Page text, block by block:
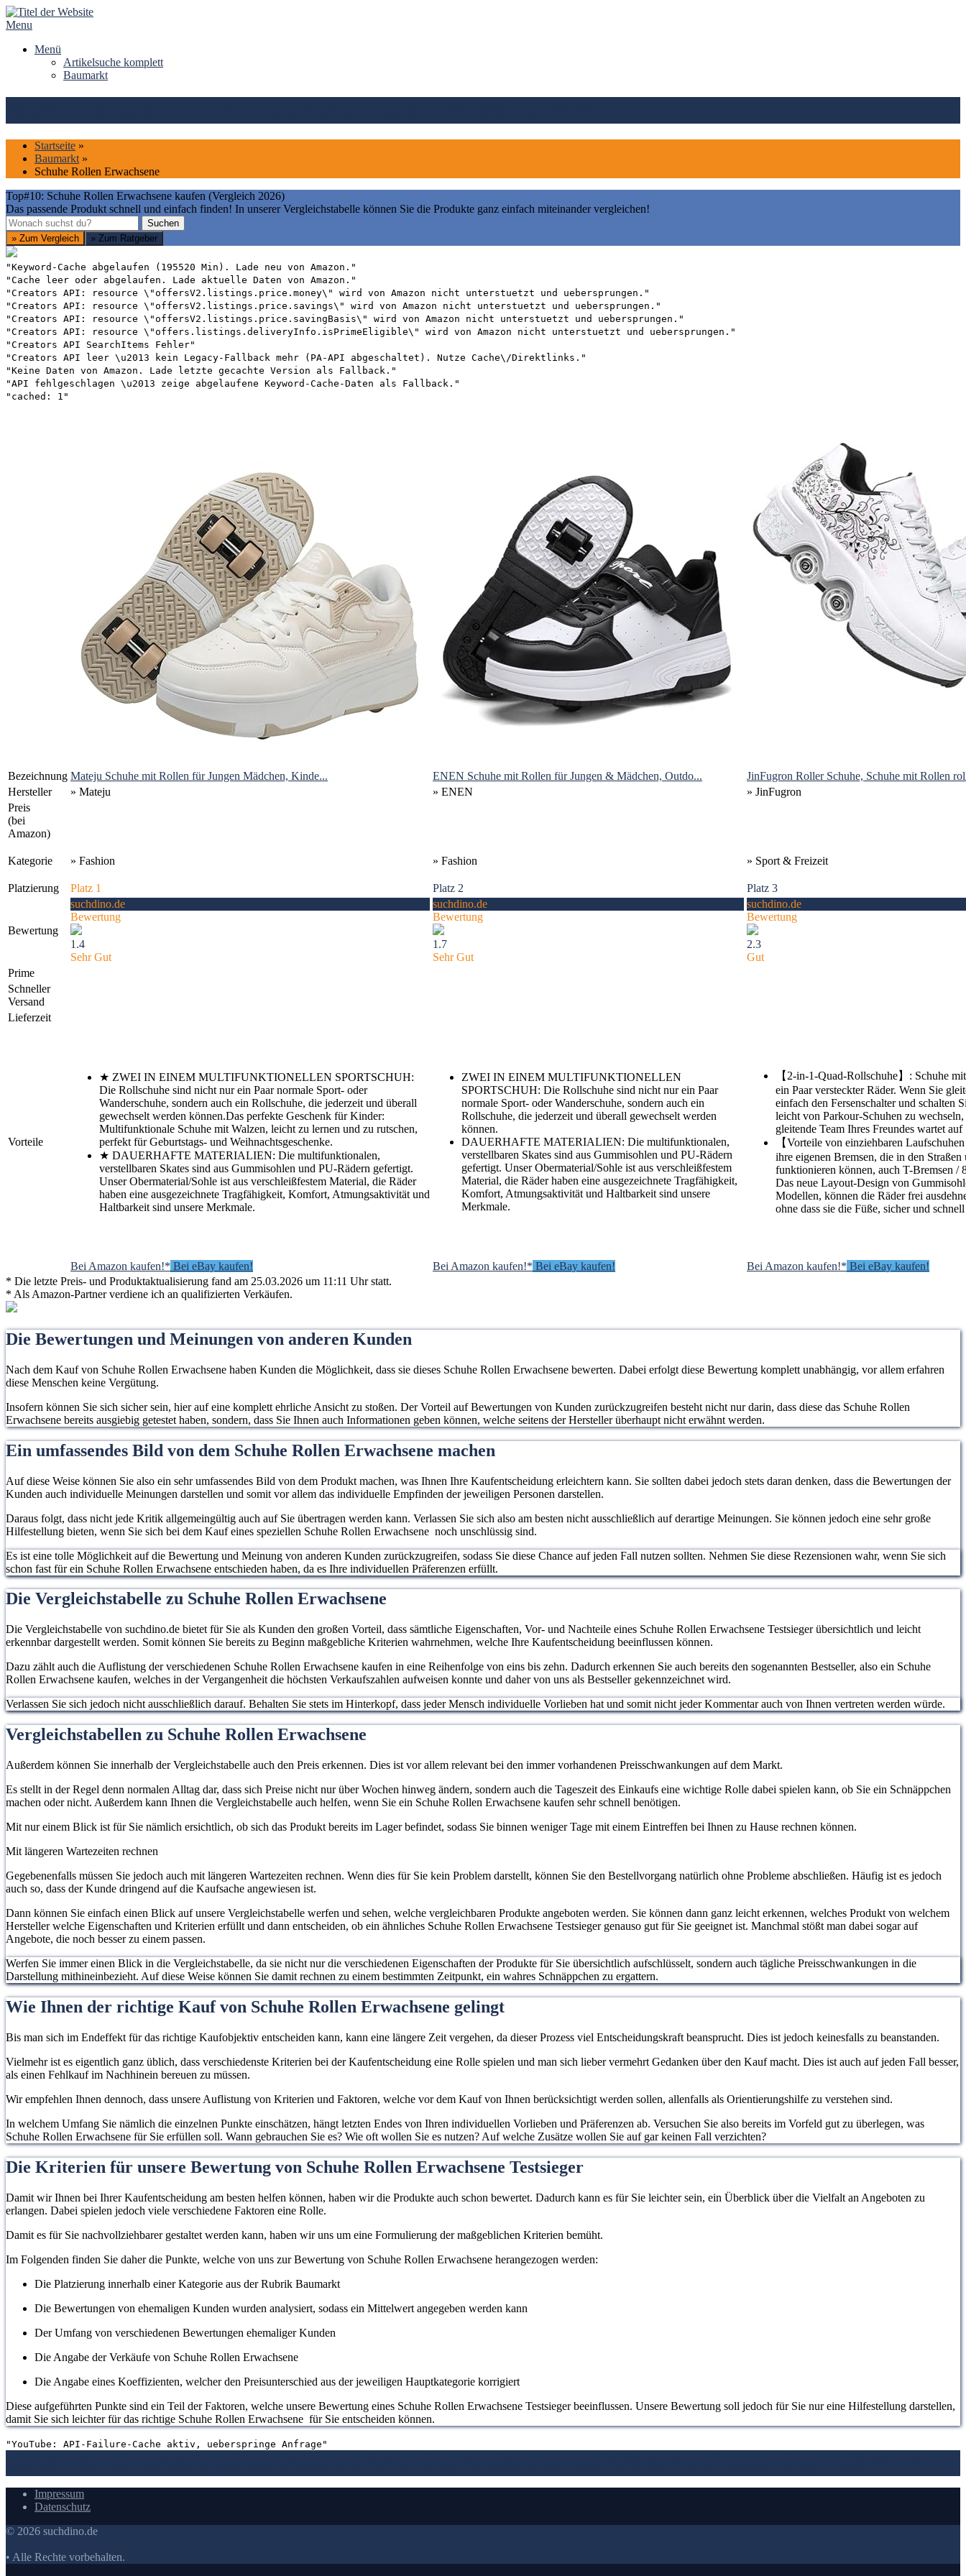
Skip
to
Menu
Menü
Artikelsuche komplett
Baumarkt
Startseite »
Baumarkt »
Schuhe Rollen Erwachsene
Top#10: Schuhe Rollen Erwachsene kaufen (Vergleich 2026)
Das passende Produkt schnell und einfach finden! In unserer Vergleichstabelle können Sie die Produkte ganz einfach miteinander vergleichen!
Suchen
Suchen
» Zum Vergleich
» Zum Ratgeber
"Keyword-Cache abgelaufen (195520 Min). Lade neu von Amazon."
"Cache leer oder abgelaufen. Lade aktuelle Daten von Amazon."
"Creators API: resource \"offersV2.listings.price.money\" wird von Amazon nicht unterstuetzt und uebersprungen."
"Creators API: resource \"offersV2.listings.price.savings\" wird von Amazon nicht unterstuetzt und uebersprungen."
"Creators API: resource \"offersV2.listings.price.savingBasis\" wird von Amazon nicht unterstuetzt und uebersprungen."
"Creators API: resource \"offers.listings.deliveryInfo.isPrimeEligible\" wird von Amazon nicht unterstuetzt und uebersprungen."
"Creators API SearchItems Fehler"
"Creators API leer \u2013 kein Legacy-Fallback mehr (PA-API abgeschaltet). Nutze Cache\/Direktlinks."
"Keine Daten von Amazon. Lade letzte gecachte Version als Fallback."
"API fehlgeschlagen \u2013 zeige abgelaufene Keyword-Cache-Daten als Fallback."
"cached: 1"
Bezeichnung Mateju Schuhe mit Rollen für Jungen Mädchen, Kinde... ENEN Schuhe mit Rollen für Jungen & Mädchen, Outdo...
JinFugron Roller Schuhe, Schuhe mit Rollen
Hersteller
» Mateju » ENEN
» JinFugron
Preis
(bei
Amazon)
Kategorie » Fashion » Fashion » Sport & Freizeit
Platzierung Platz 1 Platz 2 Platz 3
Bewertung
suchdino.de
Bewertung
1.4
Sehr Gut
suchdino.de
Bewertung
1.7
Sehr Gut
suchdino.de
Bewertung
2.3
Gut
Prime
Schneller
Versand
Lieferzeit
Vorteile
★ ZWEI IN EINEM MULTIFUNKTIONELLEN SPORTSCHUH:
Die Rollschuhe sind nicht nur ein Paar normale Sport- oder
Wanderschuhe, sondern auch ein Rollschuhe, die jederzeit und überall
gewechselt werden können.Das perfekte Geschenk für Kinder:
Multifunktionale Schuhe mit Walzen, leicht zu lernen und zu rutschen,
perfekt für Geburtstags- und Weihnachtsgeschenke.
★ DAUERHAFTE MATERIALIEN: Die multifunktionalen,
verstellbaren Skates sind aus Gummisohlen und PU-Rädern gefertigt.
Unser Obermaterial/Sohle ist aus verschleißfestem Material, die Räder
haben eine ausgezeichnete Tragfähigkeit, Komfort, Atmungsaktivität und
Haltbarkeit sind unsere Merkmale.
ZWEI IN EINEM MULTIFUNKTIONELLEN
SPORTSCHUH: Die Rollschuhe sind nicht nur ein Paar
normale Sport- oder Wanderschuhe, sondern auch ein
Rollschuhe, die jederzeit und überall gewechselt werden
können.
DAUERHAFTE MATERIALIEN: Die multifunktionalen,
verstellbaren Skates sind aus Gummisohlen und PU-Rädern
gefertigt. Unser Obermaterial/Sohle ist aus verschleißfestem
Material, die Räder haben eine ausgezeichnete Tragfähigkeit,
Komfort, Atmungsaktivität und Haltbarkeit sind unsere
Merkmale.
【2-in-1-Quad-Rollschuhe】: Schuhe
ein Paar versteckter Räder. Wenn Sie
einfach den Fersenschalter und schalten
leicht von Parkour-Schuhen zu
gleitende Team Ihres Freundes wartet auf
【Vorteile von einziehbaren
ihre eigenen Bremsen, die in den
funktionieren können, auch T-Bremsen /
Das neue Layout-Design von
Modellen, können die Räder frei
ohne dass sie die Füße, sicher und schnell
Bei Amazon kaufen!* Bei eBay kaufen! Bei Amazon kaufen!* Bei eBay kaufen! Bei Amazon kaufen!* Bei eBay kaufen!
* Die letzte Preis- und Produktaktualisierung fand am 25.03.2026 um 11:11 Uhr statt.
* Als Amazon-Partner verdiene ich an qualifizierten Verkäufen.
Die Bewertungen und Meinungen von anderen Kunden
Nach dem Kauf von Schuhe Rollen Erwachsene haben Kunden die Möglichkeit, dass sie dieses Schuhe Rollen Erwachsene bewerten. Dabei erfolgt diese Bewertung komplett unabhängig, vor allem erfahren
diese Menschen keine Vergütung.
Insofern können Sie sich sicher sein, hier auf eine komplett ehrliche Ansicht zu stoßen. Der Vorteil auf Bewertungen von Kunden zurückzugreifen besteht nicht nur darin, dass diese das Schuhe Rollen
Erwachsene bereits ausgiebig getestet haben, sondern, dass Sie Ihnen auch Informationen geben können, welche seitens der Hersteller überhaupt nicht erwähnt werden.
Ein umfassendes Bild von dem Schuhe Rollen Erwachsene machen
Auf diese Weise können Sie also ein sehr umfassendes Bild von dem Produkt machen, was Ihnen Ihre Kaufentscheidung erleichtern kann. Sie sollten dabei jedoch stets daran denken, dass die Bewertungen der
Kunden auch individuelle Meinungen darstellen und somit vor allem das individuelle Empfinden der jeweiligen Personen darstellen.
Daraus folgt, dass nicht jede Kritik allgemeingültig auch auf Sie übertragen werden kann. Verlassen Sie sich also am besten nicht ausschließlich auf derartige Meinungen. Sie können jedoch eine sehr große
Hilfestellung bieten, wenn Sie sich bei dem Kauf eines speziellen Schuhe Rollen Erwachsene noch unschlüssig sind.
Es ist eine tolle Möglichkeit auf die Bewertung und Meinung von anderen Kunden zurückzugreifen, sodass Sie diese Chance auf jeden Fall nutzen sollten. Nehmen Sie diese Rezensionen wahr, wenn Sie sich
schon fast für ein Schuhe Rollen Erwachsene entschieden haben, da es Ihre individuellen Präferenzen erfüllt.
Die Vergleichstabelle zu Schuhe Rollen Erwachsene
Die Vergleichstabelle von suchdino.de bietet für Sie als Kunden den großen Vorteil, dass sämtliche Eigenschaften, Vor- und Nachteile eines Schuhe Rollen Erwachsene Testsieger übersichtlich und leicht
erkennbar dargestellt werden. Somit können Sie bereits zu Beginn maßgebliche Kriterien wahrnehmen, welche Ihre Kaufentscheidung beeinflussen können.
Dazu zählt auch die Auflistung der verschiedenen Schuhe Rollen Erwachsene kaufen in eine Reihenfolge von eins bis zehn. Dadurch erkennen Sie auch bereits den sogenannten Bestseller, also ein Schuhe
Rollen Erwachsene kaufen, welches in der Vergangenheit die höchsten Verkaufszahlen aufweisen konnte und daher von uns als Bestseller gekennzeichnet wird.
Verlassen Sie sich jedoch nicht ausschließlich darauf. Behalten Sie stets im Hinterkopf, dass jeder Mensch individuelle Vorlieben hat und somit nicht jeder Kommentar auch von Ihnen vertreten werden würde.
Vergleichstabellen zu Schuhe Rollen Erwachsene
Außerdem können Sie innerhalb der Vergleichstabelle auch den Preis erkennen. Dies ist vor allem relevant bei den immer vorhandenen Preisschwankungen auf dem Markt.
Es stellt in der Regel denn normalen Alltag dar, dass sich Preise nicht nur über Wochen hinweg ändern, sondern auch die Tageszeit des Einkaufs eine wichtige Rolle dabei spielen kann, ob Sie ein Schnäppchen
machen oder nicht. Außerdem kann Ihnen die Vergleichstabelle auch helfen, wenn Sie ein Schuhe Rollen Erwachsene kaufen sehr schnell benötigen.
Mit nur einem Blick ist für Sie nämlich ersichtlich, ob sich das Produkt bereits im Lager befindet, sodass Sie binnen weniger Tage mit einem Eintreffen bei Ihnen zu Hause rechnen können.
Mit längeren Wartezeiten rechnen
Gegebenenfalls müssen Sie jedoch auch mit längeren Wartezeiten rechnen. Wenn dies für Sie kein Problem darstellt, können Sie den Bestellvorgang natürlich ohne Probleme abschließen. Häufig ist es jedoch
auch so, dass der Kunde dringend auf die Kaufsache angewiesen ist.
Dann können Sie einfach einen Blick auf unsere Vergleichstabelle werfen und sehen, welche vergleichbaren Produkte angeboten werden. Sie können dann ganz leicht erkennen, welches Produkt von welchem
Hersteller welche Eigenschaften und Kriterien erfüllt und dann entscheiden, ob ein ähnliches Schuhe Rollen Erwachsene Testsieger genauso gut für Sie geeignet ist. Manchmal stößt man dabei sogar auf
Angebote, die noch besser zu einem passen.
Werfen Sie immer einen Blick in die Vergleichstabelle, da sie nicht nur die verschiedenen Eigenschaften der Produkte für Sie übersichtlich aufschlüsselt, sondern auch tägliche Preisschwankungen in die
Darstellung mithineinbezieht. Auf diese Weise können Sie damit rechnen zu einem bestimmten Zeitpunkt, ein wahres Schnäppchen zu ergattern.
Wie Ihnen der richtige Kauf von Schuhe Rollen Erwachsene gelingt
Bis man sich im Endeffekt für das richtige Kaufobjektiv entscheiden kann, kann eine längere Zeit vergehen, da dieser Prozess viel Entscheidungskraft beansprucht. Dies ist jedoch keinesfalls zu beanstanden.
Vielmehr ist es eigentlich ganz üblich, dass verschiedenste Kriterien bei der Kaufentscheidung eine Rolle spielen und man sich lieber vermehrt Gedanken über den Kauf macht. Dies ist auch auf jeden Fall besser,
als einen Fehlkauf im Nachhinein bereuen zu müssen.
Wir empfehlen Ihnen dennoch, dass unsere Auflistung von Kriterien und Faktoren, welche vor dem Kauf von Ihnen berücksichtigt werden sollen, allenfalls als Orientierungshilfe zu verstehen sind.
In welchem Umfang Sie nämlich die einzelnen Punkte einschätzen, hängt letzten Endes von Ihren individuellen Vorlieben und Präferenzen ab. Versuchen Sie also bereits im Vorfeld gut zu überlegen, was
Schuhe Rollen Erwachsene für Sie erfüllen soll. Wann gebrauchen Sie es? Wie oft wollen Sie es nutzen? Auf welche Zusätze wollen Sie auf gar keinen Fall verzichten?
Die Kriterien für unsere Bewertung von Schuhe Rollen Erwachsene Testsieger
Damit wir Ihnen bei Ihrer Kaufentscheidung am besten helfen können, haben wir die Produkte auch schon bewertet. Dadurch kann es für Sie leichter sein, ein Überblick über die Vielfalt an Angeboten zu
erlangen. Dabei spielen jedoch viele verschiedene Faktoren eine Rolle.
Damit es für Sie nachvollziehbarer gestaltet werden kann, haben wir uns um eine Formulierung der maßgeblichen Kriterien bemüht.
Im Folgenden finden Sie daher die Punkte, welche von uns zur Bewertung von Schuhe Rollen Erwachsene herangezogen werden:
Die Platzierung innerhalb einer Kategorie aus der Rubrik Baumarkt
Die Bewertungen von ehemaligen Kunden wurden analysiert, sodass ein Mittelwert angegeben werden kann
Der Umfang von verschiedenen Bewertungen ehemaliger Kunden
Die Angabe der Verkäufe von Schuhe Rollen Erwachsene
Die Angabe eines Koeffizienten, welcher den Preisunterschied aus der jeweiligen Hauptkategorie korrigiert
Diese aufgeführten Punkte sind ein Teil der Faktoren, welche unsere Bewertung eines Schuhe Rollen Erwachsene Testsieger beeinflussen. Unsere Bewertung soll jedoch für Sie nur eine Hilfestellung darstellen,
damit Sie sich leichter für das richtige Schuhe Rollen Erwachsene für Sie entscheiden können.
"YouTube: API-Failure-Cache aktiv, ueberspringe Anfrage"
Impressum
Datenschutz
© 2026 suchdino.de
• Alle Rechte vorbehalten.